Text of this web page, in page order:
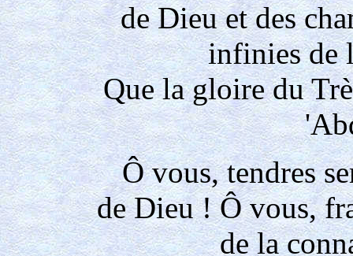
de Dieu et des
infinies de
Que la gloire du
Ô vous, tendres
de Dieu ! Ô vous,
de la